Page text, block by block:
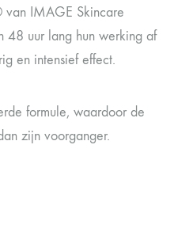
van IMAGE Skincare
48 uur lang hun werking af
en intensief effect.
formule, waardoor de
zijn voorganger.